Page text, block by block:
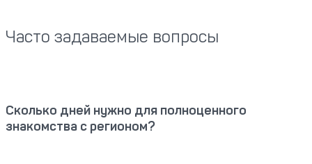
Часто задаваемые вопросы
Сколько дней нужно для полноценного
знакомства с регионом?